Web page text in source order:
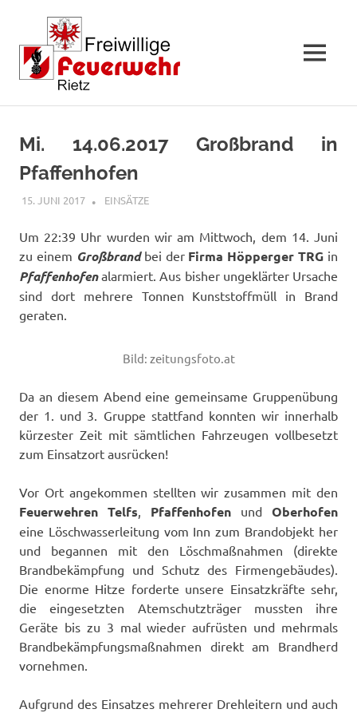
springen
MENÜ
Mi. 14.06.2017 Großbrand in
Pfaffenhofen
15. JUNI 2017 FFWRIETZ
EINSÄTZE
Um 22:39 Uhr wurden wir am Mittwoch, dem 14. Juni
zu einem Großbrandbei der Firma Höpperger TRG in
Pfaffenhofenalarmiert. Aus bisher ungeklärter Ursache
sind dort mehrere Tonnen Kunststoffmüll in Brand
geraten.
Bild: zeitungsfoto.at
Da an diesem Abend eine gemeinsame Gruppenübung
der 1. und 3. Gruppe stattfand konnten wir innerhalb
kürzester Zeit mit sämtlichen Fahrzeugen vollbesetzt
zum Einsatzort ausrücken!
Vor Ort angekommen stellten wir zusammen mit den
Feuerwehren Telfs Pfaffenhofen und Oberhofen
eine Löschwasserleitung vom Inn zum Brandobjekt her
und begannen mit den Löschmaßnahmen (direkte
Brandbekämpfung und Schutz des Firmengebäudes).
Die enorme Hitze forderte unsere Einsatzkräfte sehr,
die eingesetzten Atemschutzträger mussten ihre
Geräte bis zu 3 mal wieder aufrüsten und mehrmals
Brandbekämpfungsmaßnahmen direkt am Brandherd
vornehmen.
Aufgrund des Einsatzes mehrerer Drehleitern und auch